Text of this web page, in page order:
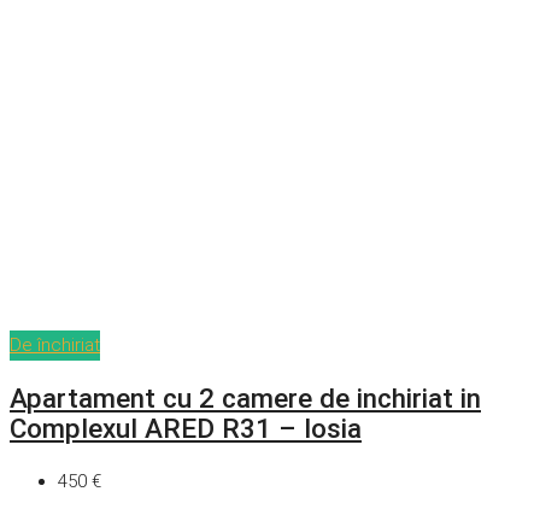
De închiriat
Apartament cu 2 camere de inchiriat in
Complexul ARED R31 – Iosia
450 €